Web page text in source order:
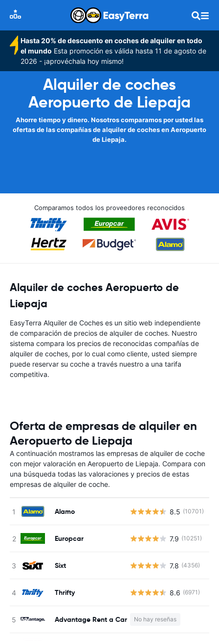
Hasta 20% de descuento en coches de alquiler en todo
el mundo Esta promoción es válida hasta 11 de agosto de
2026 - ¡aprovéchala hoy mismo!
Alquiler de coches
Aeropuerto de Liepaja
Ahorre tiempo y dinero. Nosotros comparamos por usted las
ofertas de las compañías de alquiler de coches en Aeropuerto
de Liepaja.
Comparamos todos los proveedores reconocidos
Alquiler de coches Aeropuerto de
Liepaja
EasyTerra Alquiler de Coches es un sitio web independiente
de comparación de precios de alquiler de coches. Nuestro
sistema compara los precios de reconocidas compañías de
alquiler de coches, por lo cual como cliente, usted siempre
puede reservar su coche a través nuestro a una tarifa
competitiva.
Oferta de empresas de alquiler en
Aeropuerto de Liepaja
A continuación mostramos las empresas de alquiler de coche
con mejor valoración en Aeropuerto de Liepaja. Compara con
una búsqueda todas las valoraciones y precios de estas
empresas de alquiler de coche.
Alamo 8.5 (10701)
Europcar 7.9 (10251)
Sixt 7.8 (4356)
Thrifty 8.6 (6971)
Advantage Rent a Car No hay reseñas